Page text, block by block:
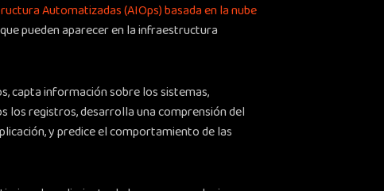
Automatizadas (AIOps) basada en la nube
pueden aparecer en la infraestructura
capta información sobre los sistemas,
los registros, desarrolla una comprensión del
y predice el comportamiento de las